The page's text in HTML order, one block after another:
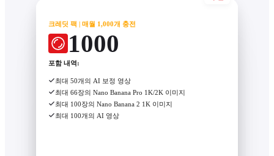
크레딧 팩 | 매월 1,000개 충전
1000
포함 내역:
최대 50개의 AI 보정 영상
최대 66장의 Nano Banana Pro 1K/2K 이미지
최대 100장의 Nano Banana 2 1K 이미지
최대 100개의 AI 영상